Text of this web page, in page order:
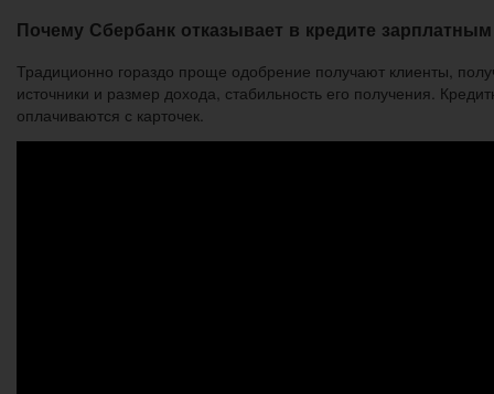
Почему Сбербанк отказывает в кредите
Традиционно гораздо проще одобрение получают клиенты,
источники и размер дохода, стабильность его получения.
оплачиваются с карточек.